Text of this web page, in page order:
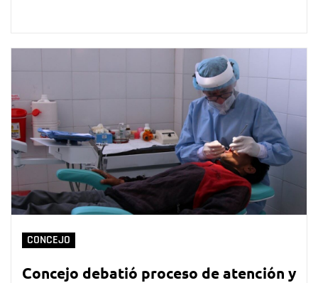
CONCEJO
Concejo debatió proceso de atención y